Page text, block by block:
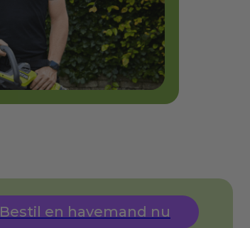
Bestil en havemand nu